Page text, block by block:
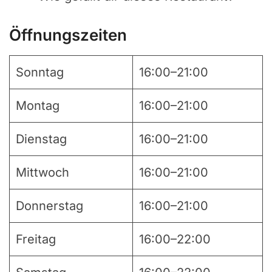
Öffnungszeiten
Sonntag 16:00–21:00
Montag 16:00–21:00
Dienstag 16:00–21:00
Mittwoch 16:00–21:00
Donnerstag 16:00–21:00
Freitag 16:00–22:00